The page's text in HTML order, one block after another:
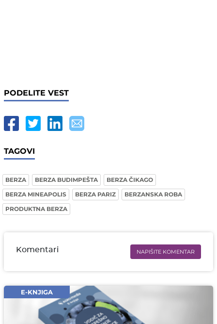
PODELITE VEST
TAGOVI
BERZA BERZA BUDIMPEŠTA
BERZA ČIKAGO
BERZA MINEAPOLIS
BERZA PARIZ
BERZANSKA ROBA
PRODUKTNA BERZA
Komentari NAPIŠITE KOMENTAR
Email* obavezno
Komentar* obavezno
E-KNJIGA